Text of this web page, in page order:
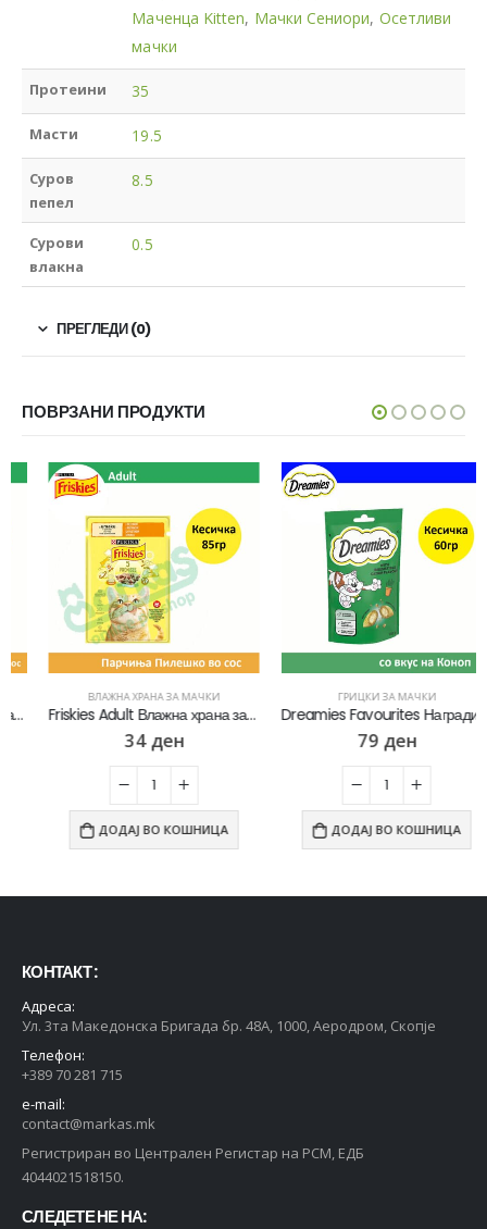
Маченца Kitten, Мачки Сениори, Осетливи
мачки
Протеини 35
Масти 19.5
Суров
пепел
8.5
Сурови
влакна
0.5
ПРЕГЛЕДИ (0)
ПОВРЗАНИ ПРОДУКТИ
ВЛАЖНА ХРАНА ЗА МАЧКИ
Friskies Adult Влажна храна за Возрасни мачки со Пилешко во сос [Кесичка 85]
ден
ДОДАЈ ВО КОШНИЦА
ГРИЦКИ ЗА МАЧКИ
Dreamies Favourites Награди за мачки со вкус на Коноп [Кесичка 60гр]
ден
ДОДАЈ ВО КОШНИЦА
КОНТАКТ :
Адреса:
Ул. 3та Македонска Бригада бр. 48А, 1000, Аеродром, Скопје
Телефон:
+389 70 281 715
e-mail:
contact@markas.mk
Регистриран во Централен Регистар на РСМ, ЕДБ
4044021518150.
СЛЕДЕТЕ НЕ НА: